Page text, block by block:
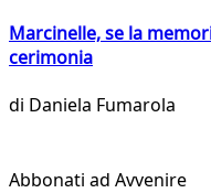
Marcinelle, se la
cerimonia
di Daniela Fumarola
Abbonati ad Avvenire